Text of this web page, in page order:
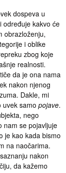
dospeva u
određuje kakvo će
obrazloženju,
i oblike
zbog koje
realnosti.
da je ona nama
nakon njenog
Dakle, mi
uvek samo pojave.
nego
nam se pojavljuje
je kao kada bismo
na naočarima.
nakon
da kažemo